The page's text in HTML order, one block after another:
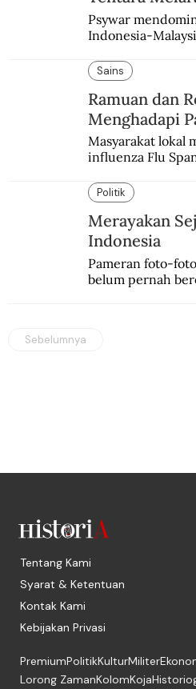
Psywar
Indonesia-
Sains
Ramuan dan
Menghadapi
Masyarakat lokal
influenza Flu
Politik
Merayakan
Indonesia
Pameran foto-
belum pernah
Sebelumnya
Tentang Kami
Syarat & Ketentuan
Kontak Kami
Kebijakan Privasi
PremiumPolitikKulturMiliter
Lorong ZamanKolomKoja